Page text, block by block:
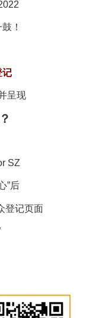
！
记
呈现
SZ
”后
登记页面